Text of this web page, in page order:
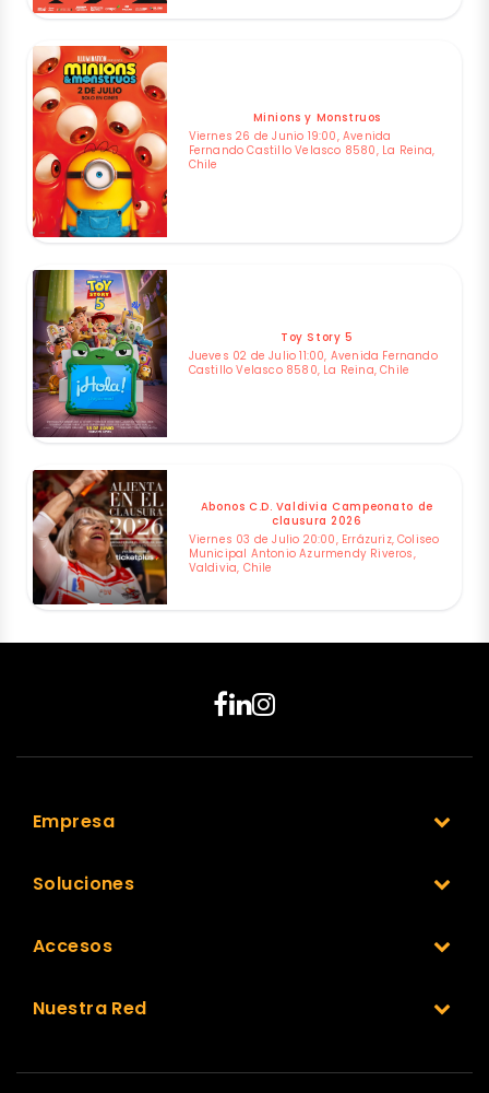
Minions y Monstruos
Viernes 26 de Junio 19:00, Avenida
Fernando Castillo Velasco 8580, La Reina,
Chile
Toy Story 5
Jueves 02 de Julio 11:00, Avenida Fernando
Castillo Velasco 8580, La Reina, Chile
Abonos C.D. Valdivia Campeonato de
clausura 2026
Viernes 03 de Julio 20:00, Errázuriz, Coliseo
Municipal Antonio Azurmendy Riveros,
Valdivia, Chile
Empresa
Soluciones
Accesos
Nuestra Red